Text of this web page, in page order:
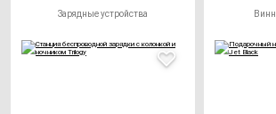
Зарядные устройства